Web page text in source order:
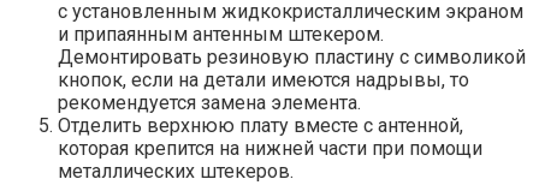
с установленным жидкокристаллическим экраном
и припаянным антенным штекером.
Демонтировать резиновую пластину с символикой
кнопок, если на детали имеются надрывы, то
рекомендуется замена элемента.
Отделить верхнюю плату вместе с антенной,
которая крепится на нижней части при помощи
металлических штекеров.